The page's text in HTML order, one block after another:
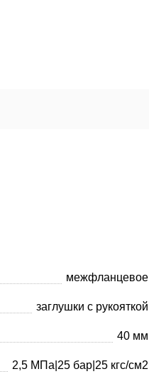
межфланцевое
заглушки с рукояткой
40 мм
2,5 МПа|25 бар|25 кгс/см2